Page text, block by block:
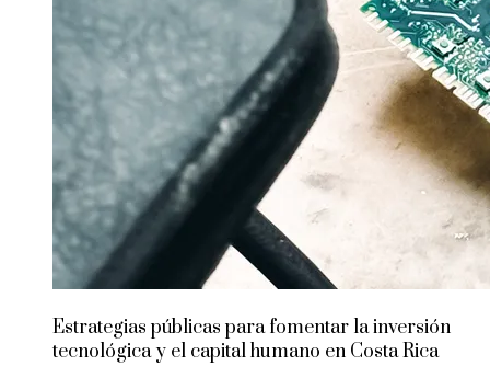
Estrategias públicas para fomentar la inversión
tecnológica y el capital humano en Costa Rica